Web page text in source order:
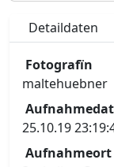
Detaildaten
Fotografïn
maltehuebner
25.10.19
Aufnahmeort